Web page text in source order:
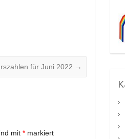
für Juni 2022 →
mit* markiert